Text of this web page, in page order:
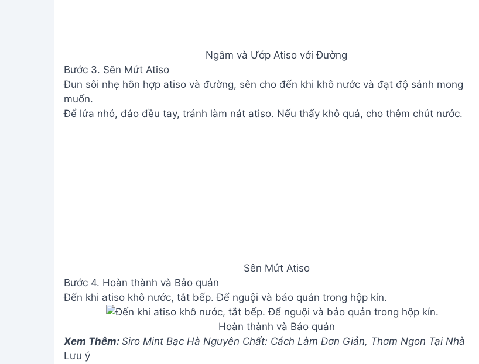
Ngâm và Ướp Atiso với Đường
Bước 3. Sên Mứt Atiso
Đun sôi nhẹ hỗn hợp atiso và đường, sên cho đến khi khô nước và đạt độ sánh mong
muốn.
Để lửa nhỏ, đảo đều tay, tránh làm nát atiso. Nếu thấy khô quá, cho thêm chút nước.
Sên Mứt Atiso
Bước 4. Hoàn thành và Bảo quản
Đến khi atiso khô nước, tắt bếp. Để nguội và bảo quản trong hộp kín.
Hoàn thành và Bảo quản
Xem Thêm: Siro Mint Bạc Hà Nguyên Chất: Cách Làm Đơn Giản, Thơm Ngon Tại Nhà
Lưu ý